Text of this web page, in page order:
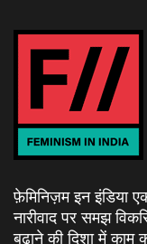
फ़ेमिनिज़म इन इंडिया
नारीवाद पर समझ
बढ़ाने की दिशा में काम